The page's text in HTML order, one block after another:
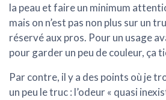
la peau et faire un minimum
mais on n’est pas non plus sur un
réservé aux pros. Pour un usage
pour garder un peu de couleur, ça
Par contre, il y a des points où je
un peu le truc : l’odeur « quasi